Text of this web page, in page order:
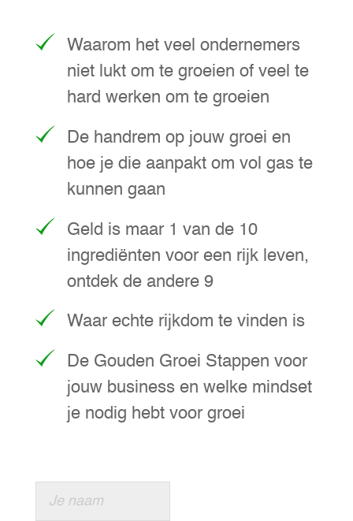
Waarom het veel ondernemers
niet lukt om te groeien of veel te
hard werken om te groeien
De handrem op jouw groei en
hoe je die aanpakt om vol gas te
kunnen gaan
Geld is maar 1 van de 10
ingrediënten voor een rijk leven,
ontdek de andere 9
Waar echte rijkdom te vinden is
De Gouden Groei Stappen voor
jouw business en welke mindset
je nodig hebt voor groei